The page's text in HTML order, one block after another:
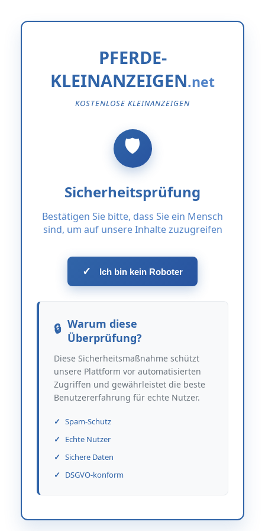
PFERDE-
KLEINANZEIGEN
KOSTENLOSE KLEINANZEIGEN
Sicherheitsprüfung
Bestätigen Sie bitte, dass Sie ein Mensch
sind, um auf unsere Inhalte zuzugreifen
✓ Ich bin kein Roboter
Warum diese
Überprüfung?
Diese Sicherheitsmaßnahme schützt
unsere Plattform vor automatisierten
Zugriffen und gewährleistet die beste
Benutzererfahrung für echte Nutzer.
Spam-Schutz
Echte Nutzer
Sichere Daten
DSGVO-konform